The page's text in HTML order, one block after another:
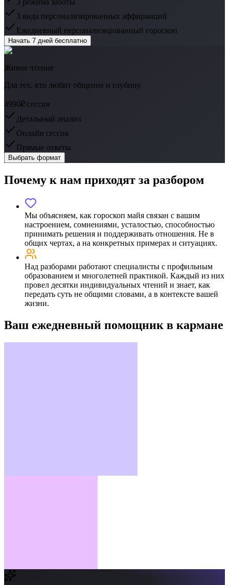
3 вида персонализированных аффирмаций
Ежедневный персонализированный гороскоп
Начать 7 дней бесплатно
Живое чтение
Для тех, кто любит общение и глубину
4990₽/сессия
Детальный анализ
Онлайн сессия
Прямые ответы
Выбрать формат
Почему к нам приходят за разбором
Мы объясняем, как гороскоп майя связан с вашим
настроением, сомнениями, усталостью, способностью
принимать решения и поддерживать отношения. Не в
общих чертах, а на конкретных примерах и ситуациях.
Над разборами работают специалисты с профильным
образованием и многолетней практикой. Каждый из них
провел десятки индивидуальных чтений и знает, как
передать суть не общими словами, а в контексте вашей
жизни.
Ваш ежедневный помощник в кармане